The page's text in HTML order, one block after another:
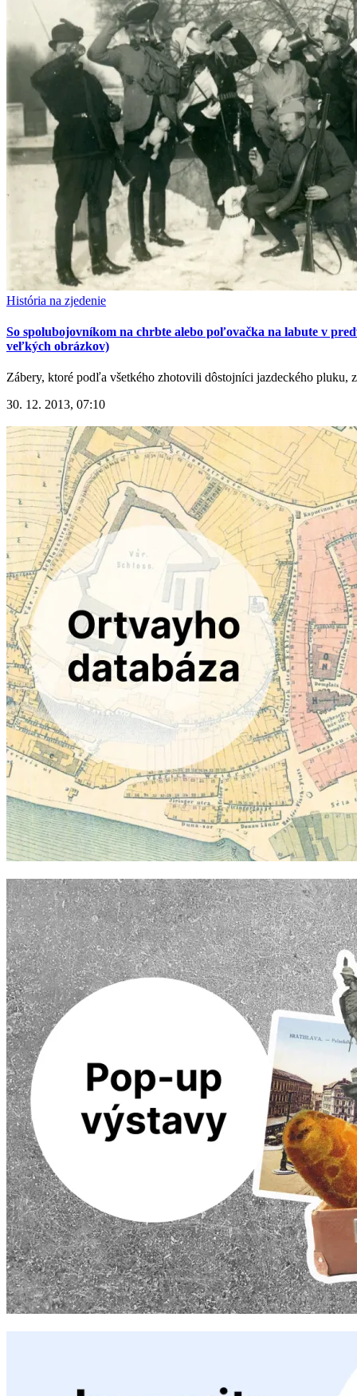
História na zjedenie
So spolubojovníkom na chrbte alebo poľovačka na labute v
veľkých obrázkov)
Zábery, ktoré podľa všetkého zhotovili dôstojníci jazdeckého pluku,
30. 12. 2013, 07:10